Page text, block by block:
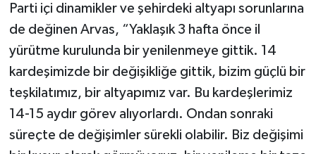
Parti içi dinamikler ve şehirdeki altyapı sorunlarına
de değinen Arvas, “Yaklaşık 3 hafta önce il
yürütme kurulunda bir yenilenmeye gittik. 14
kardeşimizde bir değişikliğe gittik, bizim güçlü bir
teşkilatımız, bir altyapımız var. Bu kardeşlerimiz
14-15 aydır görev alıyorlardı. Ondan sonraki
süreçte de değişimler sürekli olabilir. Biz değişimi